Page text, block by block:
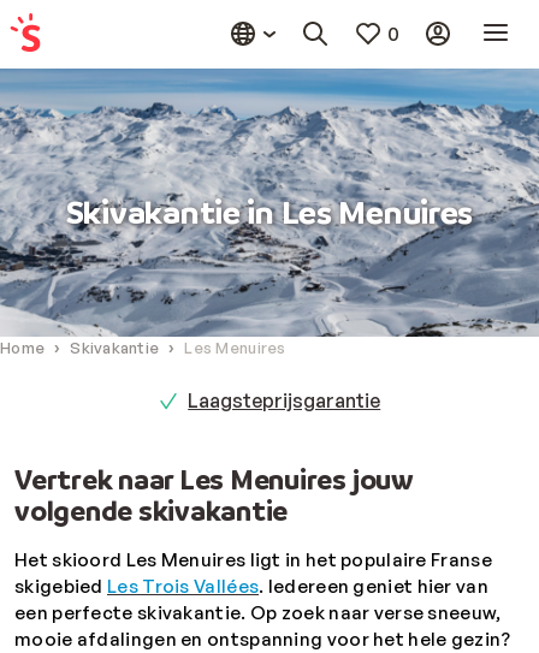
0
Skivakantie in Les Menuires
Home Skivakantie Les Menuires
Laagsteprijsgarantie
Vertrek naar Les Menuires jouw
volgende skivakantie
Het skioord Les Menuires ligt in het populaire Franse
skigebied Les Trois Vallées. Iedereen geniet hier van
een perfecte skivakantie. Op zoek naar verse sneeuw,
mooie afdalingen en ontspanning voor het hele gezin?